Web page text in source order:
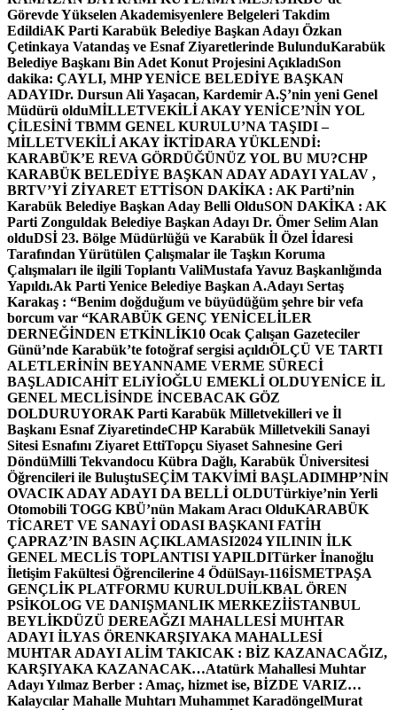
Görevde Yükselen Akademisyenlere Belgeleri Takdim
EdildiAK Parti Karabük Belediye Başkan Adayı Özkan
Çetinkaya Vatandaş ve Esnaf Ziyaretlerinde BulunduKarabük
Belediye Başkanı Bin Adet Konut Projesini AçıkladıSon
dakika: ÇAYLI, MHP YENİCE BELEDİYE BAŞKAN
ADAYIDr. Dursun Ali Yaşacan, Kardemir A.Ş’nin yeni Genel
Müdürü olduMİLLETVEKİLİ AKAY YENİCE’NİN YOL
ÇİLESİNİ TBMM GENEL KURULU’NA TAŞIDI –
MİLLETVEKİLİ AKAY İKTİDARA YÜKLENDİ:
KARABÜK’E REVA GÖRDÜĞÜNÜZ YOL BU MU?CHP
KARABÜK BELEDİYE BAŞKAN ADAY ADAYI YALAV ,
BRTV’Yİ ZİYARET ETTİSON DAKİKA : AK Parti’nin
Karabük Belediye Başkan Aday Belli OlduSON DAKİKA : AK
Parti Zonguldak Belediye Başkan Adayı Dr. Ömer Selim Alan
olduDSİ 23. Bölge Müdürlüğü ve Karabük İl Özel İdaresi
Tarafından Yürütülen Çalışmalar ile Taşkın Koruma
Çalışmaları ile ilgili Toplantı ValiMustafa Yavuz Başkanlığında
Yapıldı.Ak Parti Yenice Belediye Başkan A.Adayı Sertaş
Karakaş : “Benim doğduğum ve büyüdüğüm şehre bir vefa
borcum var “KARABÜK GENÇ YENİCELİLER
DERNEĞİNDEN ETKİNLİK10 Ocak Çalışan Gazeteciler
Günü’nde Karabük’te fotoğraf sergisi açıldıÖLÇÜ VE TARTI
ALETLERİNİN BEYANNAME VERME SÜRECİ
BAŞLADICAHİT ELiYİOĞLU EMEKLİ OLDUYENİCE İL
GENEL MECLİSİNDE İNCEBACAK GÖZ
DOLDURUYORAK Parti Karabük Milletvekilleri ve İl
Başkanı Esnaf ZiyaretindeCHP Karabük Milletvekili Sanayi
Sitesi Esnafını Ziyaret EttiTopçu Siyaset Sahnesine Geri
DöndüMilli Tekvandocu Kübra Dağlı, Karabük Üniversitesi
Öğrencileri ile BuluştuSEÇİM TAKVİMİ BAŞLADIMHP’NİN
OVACIK ADAY ADAYI DA BELLİ OLDUTürkiye’nin Yerli
Otomobili TOGG KBÜ’nün Makam Aracı OlduKARABÜK
TİCARET VE SANAYİ ODASI BAŞKANI FATİH
ÇAPRAZ’IN BASIN AÇIKLAMASI2024 YILININ İLK
GENEL MECLİS TOPLANTISI YAPILDITürker İnanoğlu
İletişim Fakültesi Öğrencilerine 4 ÖdülSayı-116İSMETPAŞA
GENÇLİK PLATFORMU KURULDUİLKBAL ÖREN
PSİKOLOG VE DANIŞMANLIK MERKEZİİSTANBUL
BEYLİKDÜZÜ DEREAĞZI MAHALLESİ MUHTAR
ADAYI İLYAS ÖRENKARŞIYAKA MAHALLESİ
MUHTAR ADAYI ALİM TAKICAK : BİZ KAZANACAĞIZ,
KARŞIYAKA KAZANACAK…Atatürk Mahallesi Muhtar
Adayı Yılmaz Berber : Amaç, hizmet ise, BİZDE VARIZ…
Kalaycılar Mahalle Muhtarı Muhammet KaradöngelMurat